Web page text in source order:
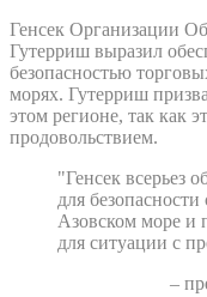
Генсек Организации
Гутерриш выразил
безопасностью
морях. Гутерриш
этом регионе, так как
продовольствием.
"Генсек всерьез
для
Азовском море и
для ситуации с
–